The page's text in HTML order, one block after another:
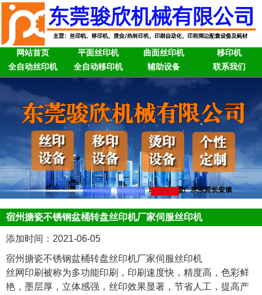
网站首页 平面丝印机 曲面丝印机
移印机
全自动丝印机
全自动移印机 辅助设备 联系我们
宿州搪瓷不锈钢盆桶转盘丝印机厂家伺服丝印机
添加时间：2021-06-05
宿州搪瓷不锈钢盆桶转盘丝印机厂家伺服丝印机
丝网印刷被称为多功能印刷，印刷速度快，精度高，色彩鲜
艳，墨层厚，立体感强，丝印效果显著，节省人工，提高产